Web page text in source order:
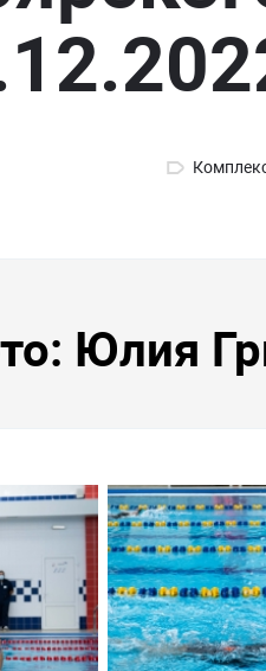
Юлия